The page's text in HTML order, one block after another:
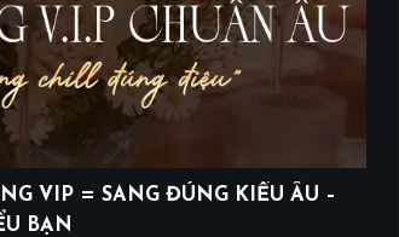
VIP = SANG ĐÚNG KIỂU ÂU –
BẠN